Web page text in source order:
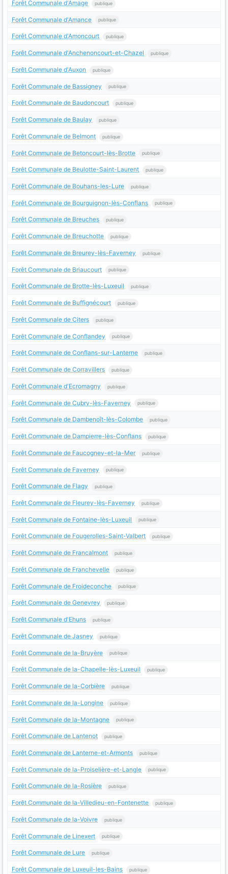
Forêt Communale d'Amage publique
Forêt Communale d'Amance publique
Forêt Communale d'Amoncourt publique
Forêt Communale d'Anchenoncourt-et-Chazel publique
Forêt Communale d'Auxon publique
Forêt Communale de Bassigney publique
Forêt Communale de Baudoncourt publique
Forêt Communale de Baulay publique
Forêt Communale de Belmont publique
Forêt Communale de Betoncourt-lès-Brotte publique
Forêt Communale de Beulotte-Saint-Laurent publique
Forêt Communale de Bouhans-les-Lure publique
Forêt Communale de Bourguignon-lès-Conflans publique
Forêt Communale de Breuches publique
Forêt Communale de Breuchotte publique
Forêt Communale de Breurey-lès-Faverney publique
Forêt Communale de Briaucourt publique
Forêt Communale de Brotte-lès-Luxeuil publique
Forêt Communale de Buffignécourt publique
Forêt Communale de Citers publique
Forêt Communale de Conflandey publique
Forêt Communale de Conflans-sur-Lanterne publique
Forêt Communale de Corravillers publique
Forêt Communale d'Ecromagny publique
Forêt Communale de Cubry-lès-Faverney publique
Forêt Communale de Dambenoît-lès-Colombe publique
Forêt Communale de Dampierre-lès-Conflans publique
Forêt Communale de Faucogney-et-la-Mer publique
Forêt Communale de Faverney publique
Forêt Communale de Flagy publique
Forêt Communale de Fleurey-lès-Faverney publique
Forêt Communale de Fontaine-lès-Luxeuil publique
Forêt Communale de Fougerolles-Saint-Valbert publique
Forêt Communale de Francalmont publique
Forêt Communale de Franchevelle publique
Forêt Communale de Froideconche publique
Forêt Communale de Genevrey publique
Forêt Communale d'Ehuns publique
Forêt Communale de Jasney publique
Forêt Communale de la-Bruyère publique
Forêt Communale de la-Chapelle-lès-Luxeuil publique
Forêt Communale de la-Corbière publique
Forêt Communale de la-Longine publique
Forêt Communale de la-Montagne publique
Forêt Communale de Lantenot publique
Forêt Communale de Lanterne-et-Armonts publique
Forêt Communale de la-Proiselière-et-Langle publique
Forêt Communale de la-Rosière publique
Forêt Communale de la-Villedieu-en-Fontenette publique
Forêt Communale de la-Voivre publique
Forêt Communale de Linexert publique
Forêt Communale de Lure publique
Forêt Communale de Luxeuil-les-Bains publique